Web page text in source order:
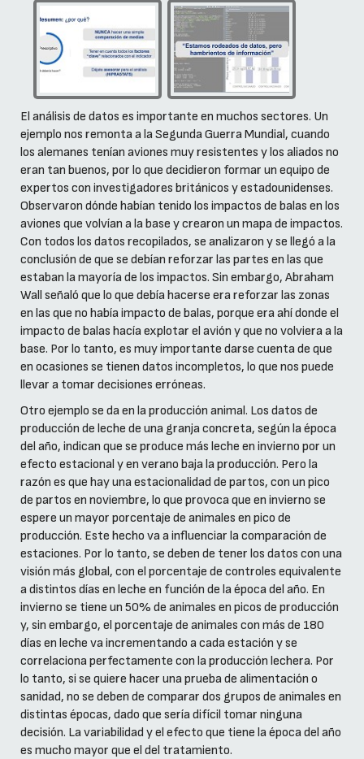
El análisis de datos es importante en muchos sectores. Un
ejemplo nos remonta a la Segunda Guerra Mundial, cuando
los alemanes tenían aviones muy resistentes y los aliados no
eran tan buenos, por lo que decidieron formar un equipo de
expertos con investigadores británicos y estadounidenses.
Observaron dónde habían tenido los impactos de balas en los
aviones que volvían a la base y crearon un mapa de impactos.
Con todos los datos recopilados, se analizaron y se llegó a la
conclusión de que se debían reforzar las partes en las que
estaban la mayoría de los impactos. Sin embargo, Abraham
Wall señaló que lo que debía hacerse era reforzar las zonas
en las que no había impacto de balas, porque era ahí donde el
impacto de balas hacía explotar el avión y que no volviera a la
base. Por lo tanto, es muy importante darse cuenta de que
en ocasiones se tienen datos incompletos, lo que nos puede
llevar a tomar decisiones erróneas.
Otro ejemplo se da en la producción animal. Los datos de
producción de leche de una granja concreta, según la época
del año, indican que se produce más leche en invierno por un
efecto estacional y en verano baja la producción. Pero la
razón es que hay una estacionalidad de partos, con un pico
de partos en noviembre, lo que provoca que en invierno se
espere un mayor porcentaje de animales en pico de
producción. Este hecho va a influenciar la comparación de
estaciones. Por lo tanto, se deben de tener los datos con una
visión más global, con el porcentaje de controles equivalente
a distintos días en leche en función de la época del año. En
invierno se tiene un 50% de animales en picos de producción
y, sin embargo, el porcentaje de animales con más de 180
días en leche va incrementando a cada estación y se
correlaciona perfectamente con la producción lechera. Por
lo tanto, si se quiere hacer una prueba de alimentación o
sanidad, no se deben de comparar dos grupos de animales en
distintas épocas, dado que sería difícil tomar ninguna
decisión. La variabilidad y el efecto que tiene la época del año
es mucho mayor que el del tratamiento.